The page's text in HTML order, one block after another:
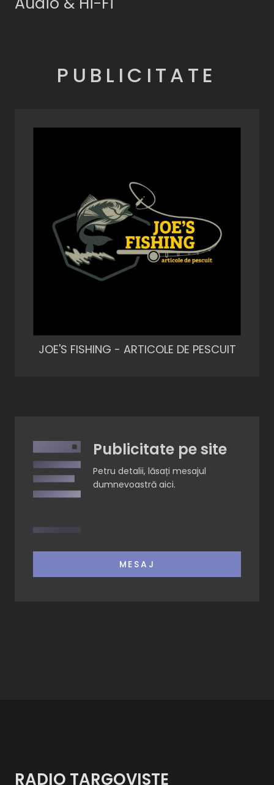
PUBLICITATE
JOE'S FISHING - ARTICOLE DE PESCUIT
Publicitate pe site
Petru detalii, lăsați mesajul
dumnevoastră aici.
MESAJ
RADIO TARGOVISTE